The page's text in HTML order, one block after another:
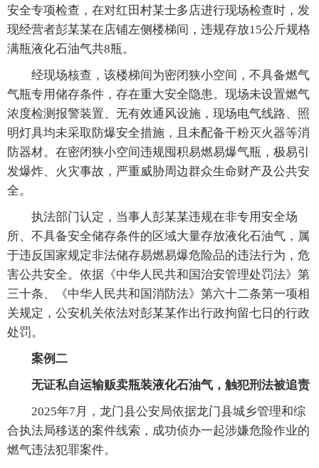
安全专项检查，在对红田村某士多店进行现场检查时，发
现经营者彭某某在店铺左侧楼梯间，违规存放15公斤规格
满瓶液化石油气共8瓶。
经现场核查，该楼梯间为密闭狭小空间，不具备燃气
气瓶专用储存条件，存在重大安全隐患。现场未设置燃气
浓度检测报警装置、无有效通风设施，现场电气线路、照
明灯具均未采取防爆安全措施，且未配备干粉灭火器等消
防器材。在密闭狭小空间违规囤积易燃易爆气瓶，极易引
发爆炸、火灾事故，严重威胁周边群众生命财产及公共安
全。
执法部门认定，当事人彭某某违规在非专用安全场
所、不具备安全储存条件的区域大量存放液化石油气，属
于违反国家规定非法储存易燃易爆危险品的违法行为，危
害公共安全。依据《中华人民共和国治安管理处罚法》第
三十条、《中华人民共和国消防法》第六十二条第一项相
关规定，公安机关依法对彭某某作出行政拘留七日的行政
处罚。
案例二
无证私自运输贩卖瓶装液化石油气，触犯刑法被追责
2025年7月，龙门县公安局依据龙门县城乡管理和综
合执法局移送的案件线索，成功侦办一起涉嫌危险作业的
燃气违法犯罪案件。